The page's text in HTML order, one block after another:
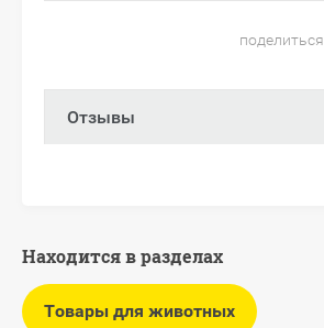
поделиться
Отзывы
Находится в разделах
Товары для животных